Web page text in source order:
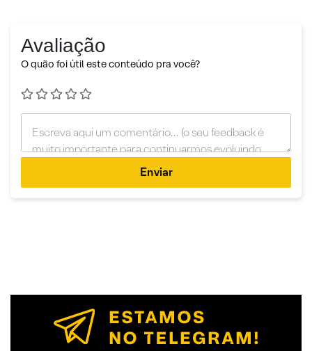
Avaliação
O quão foi útil este conteúdo pra você?
Enviar